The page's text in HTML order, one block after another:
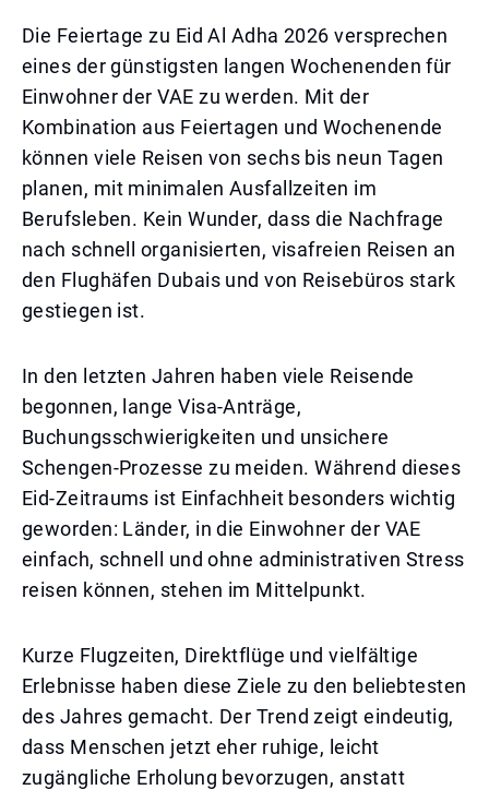
Die Feiertage zu Eid Al Adha 2026 versprechen
eines der günstigsten langen Wochenenden für
Einwohner der VAE zu werden. Mit der
Kombination aus Feiertagen und Wochenende
können viele Reisen von sechs bis neun Tagen
planen, mit minimalen Ausfallzeiten im
Berufsleben. Kein Wunder, dass die Nachfrage
nach schnell organisierten, visafreien Reisen an
den Flughäfen Dubais und von Reisebüros stark
gestiegen ist.
In den letzten Jahren haben viele Reisende
begonnen, lange Visa-Anträge,
Buchungsschwierigkeiten und unsichere
Schengen-Prozesse zu meiden. Während dieses
Eid-Zeitraums ist Einfachheit besonders wichtig
geworden: Länder, in die Einwohner der VAE
einfach, schnell und ohne administrativen Stress
reisen können, stehen im Mittelpunkt.
Kurze Flugzeiten, Direktflüge und vielfältige
Erlebnisse haben diese Ziele zu den beliebtesten
des Jahres gemacht. Der Trend zeigt eindeutig,
dass Menschen jetzt eher ruhige, leicht
zugängliche Erholung bevorzugen, anstatt